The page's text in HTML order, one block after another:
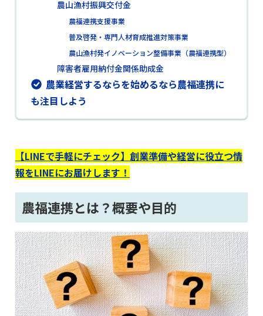
農山漁村振興交付金
農福連携支援事業
普及啓発・専門人材育成推進対策事業
農山漁村発イノベーション整備事業（農福連携型）
障害者雇用納付金関係助成金
農業経営するならを始めるなら農福連携に
も注目しよう
【LINEで手軽にチェック】創業準備や経営に役立つ情
報をLINEにお届けします！
農福連携とは？概要や目的